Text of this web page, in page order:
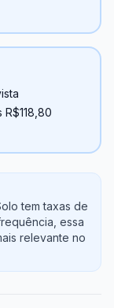
tem taxas de
essa
relevante no